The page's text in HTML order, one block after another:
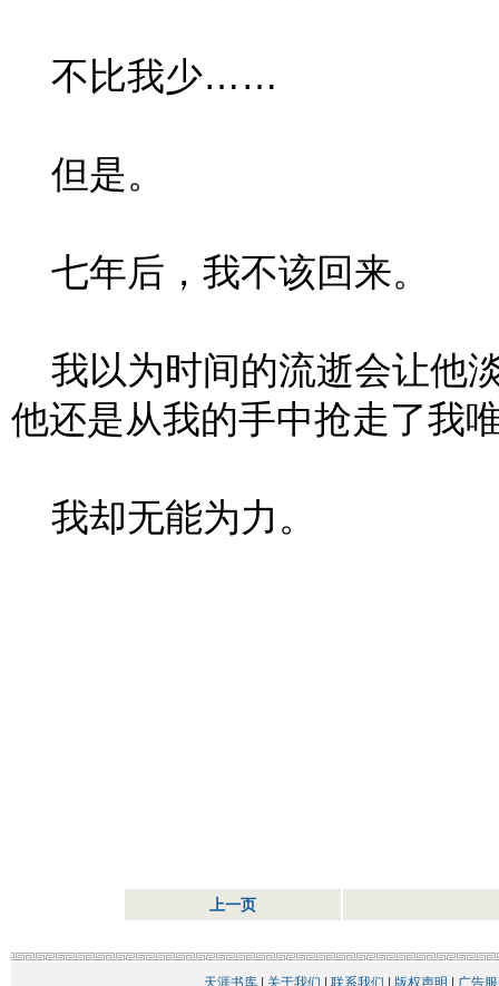
不比我少……
但是。
七年后，我不该回来。
我以为时间的流逝会让他
他还是从我的手中抢走了我
我却无能为力。
上一页
天涯书库| 关于我们 联系我们 版权声明 广告